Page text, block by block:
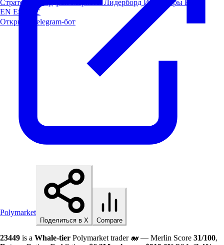
Стратегии Лидерборд Инсайдеры Блог
EN ES
中文
Открыть Telegram-бот
Polymarket
Поделиться в X Compare
23449 is a Whale-tier Polymarket trader 🐋 — Merlin Score 31/100,